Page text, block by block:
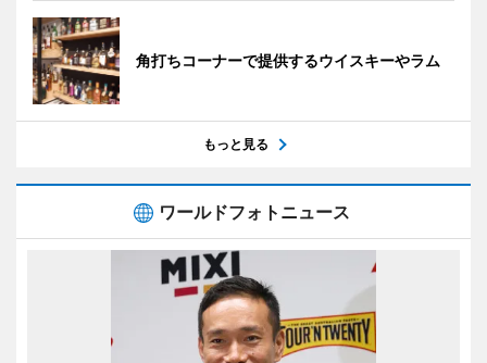
角打ちコーナーで提供するウイスキーやラム
もっと見る
ワールドフォトニュース